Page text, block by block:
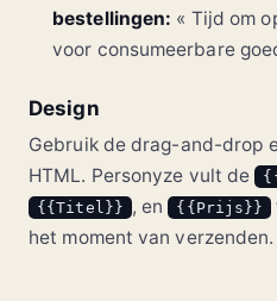
bestellingen: « Tijd om
voor consumeerbare
Design
Gebruik de drag-and-drop
HTML. Personyze vult de
{{Titel}} , en {{Prijs}}
het moment van verzenden.